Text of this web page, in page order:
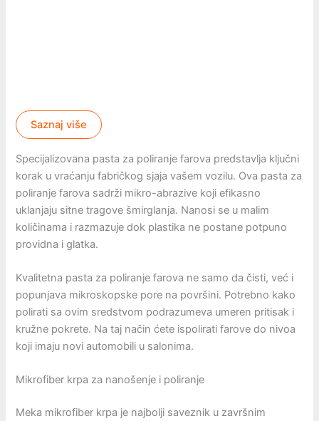
Saznaj više
Specijalizovana pasta za poliranje farova predstavlja ključni
korak u vraćanju fabričkog sjaja vašem vozilu. Ova pasta za
poliranje farova sadrži mikro-abrazive koji efikasno
uklanjaju sitne tragove šmirglanja. Nanosi se u malim
količinama i razmazuje dok plastika ne postane potpuno
providna i glatka.
Kvalitetna pasta za poliranje farova ne samo da čisti, već i
popunjava mikroskopske pore na površini. Potrebno kako
polirati sa ovim sredstvom podrazumeva umeren pritisak i
kružne pokrete. Na taj način ćete ispolirati farove do nivoa
koji imaju novi automobili u salonima.
Mikrofiber krpa za nanošenje i poliranje
Meka mikrofiber krpa je najbolji saveznik u završnim